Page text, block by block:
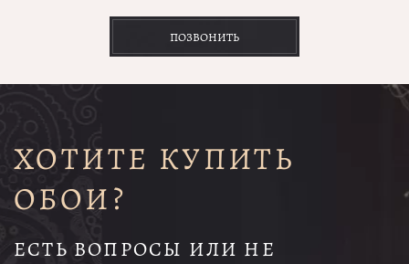
ПОЗВОНИТЬ
ХОТИТЕ КУПИТЬ
ОБОИ?
ЕСТЬ ВОПРОСЫ ИЛИ НЕ